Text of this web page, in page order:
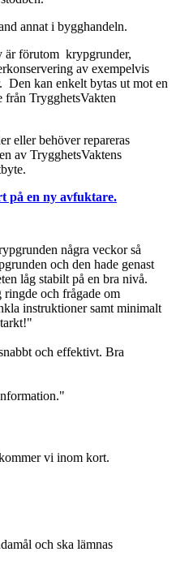
annat i bygghandeln.
är förutom krypgrunder,
av exempelvis
Den kan enkelt bytas ut mot en
från TrygghetsVakten
eller behöver repareras
av TrygghetsVaktens
på en ny avfuktare.
några veckor så
och den hade genast
låg stabilt på en bra nivå.
och frågade om
instruktioner samt minimalt
och effektivt. Bra
vi inom kort.
och ska lämnas